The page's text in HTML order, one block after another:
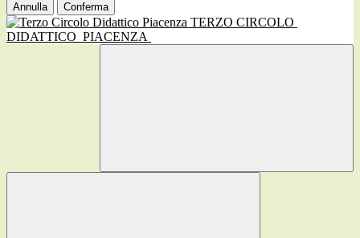
Annulla Conferma
TERZO CIRCOLO
DIDATTICO PIACENZA